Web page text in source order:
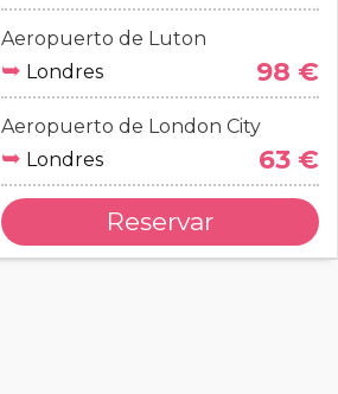
Aeropuerto de Luton
➥ Londres 98 €
Aeropuerto de London City
➥ Londres 63 €
Reservar